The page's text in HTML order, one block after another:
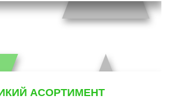
АСОРТИМЕНТ